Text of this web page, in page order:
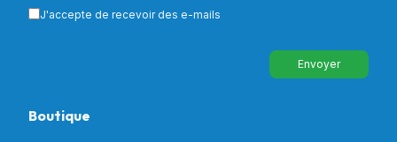
J'accepte de recevoir des e-mails
Envoyer
Boutique